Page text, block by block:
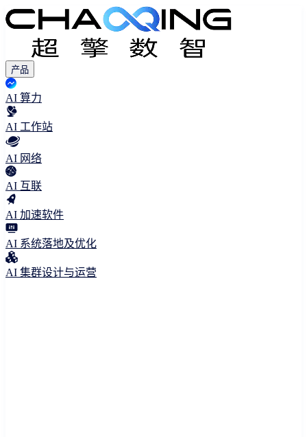
产品
AI 算力
AI 工作站
AI 网络
AI 互联
AI 加速软件
AI 系统落地及优化
AI 集群设计与运营